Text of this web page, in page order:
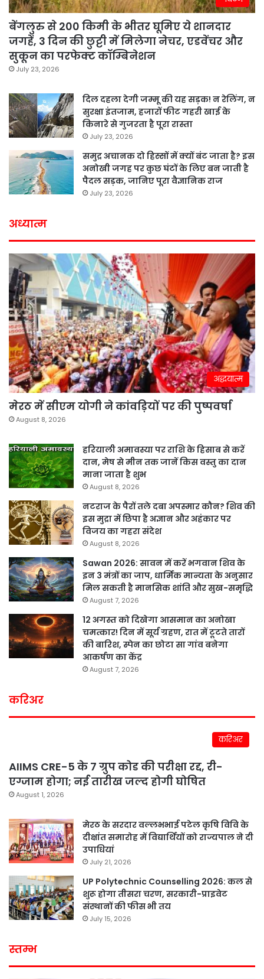
बेंगलुरु से 200 किमी के भीतर घूमिए ये शानदार
जगहें, 3 दिन की छुट्टी में मिलेगा नेचर, एडवेंचर और
सुकून का परफेक्ट कॉम्बिनेशन
July 23, 2026
दिल दहला देगी जम्मू की यह सड़क! न रेलिंग, न
सुरक्षा इंतजाम, हजारों फीट गहरी खाई के
किनारे से गुजरता है पूरा रास्ता
July 23, 2026
समुद्र अचानक दो हिस्सों में क्यों बंट जाता है? इस
अनोखी जगह पर कुछ घंटों के लिए बन जाती है
पैदल सड़क, जानिए पूरा वैज्ञानिक राज
July 23, 2026
अध्यात्म
अद्धयात्म
मेरठ में सीएम योगी ने कांवड़ियों पर की पुष्पवर्षा
August 8, 2026
हरियाली अमावस्या पर राशि के हिसाब से करें
दान, मेष से मीन तक जानें किस वस्तु का दान
माना जाता है शुभ
August 8, 2026
नटराज के पैरों तले दबा अपस्मार कौन? शिव की
इस मुद्रा में छिपा है अज्ञान और अहंकार पर
विजय का गहरा संदेश
August 8, 2026
Sawan 2026: सावन में करें भगवान शिव के
इन 3 मंत्रों का जाप, धार्मिक मान्यता के अनुसार
मिल सकती है मानसिक शांति और सुख-समृद्धि
August 7, 2026
12 अगस्त को दिखेगा आसमान का अनोखा
चमत्कार! दिन में सूर्य ग्रहण, रात में टूटते तारों
की बारिश, स्पेन का छोटा सा गांव बनेगा
आकर्षण का केंद्र
August 7, 2026
करिअर
करिअर
AIIMS CRE-5 के 7 ग्रुप कोड की परीक्षा रद्द, री-
एग्जाम होगा; नई तारीख जल्द होगी घोषित
August 1, 2026
मेरठ के सरदार वल्लभभाई पटेल कृषि विवि के
दीक्षांत समारोह में विद्यार्थियों को राज्यपाल ने दी
उपाधियां
July 21, 2026
UP Polytechnic Counselling 2026: कल से
शुरू होगा तीसरा चरण, सरकारी-प्राइवेट
संस्थानों की फीस भी तय
July 15, 2026
स्तम्भ